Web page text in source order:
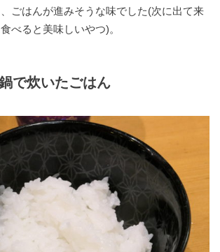
ごはんが進みそうな味でした(次に出て来
べると美味しいやつ)。
で炊いたごはん